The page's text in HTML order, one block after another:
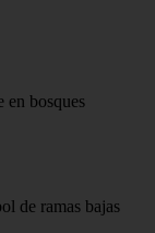
en bosques
de ramas bajas